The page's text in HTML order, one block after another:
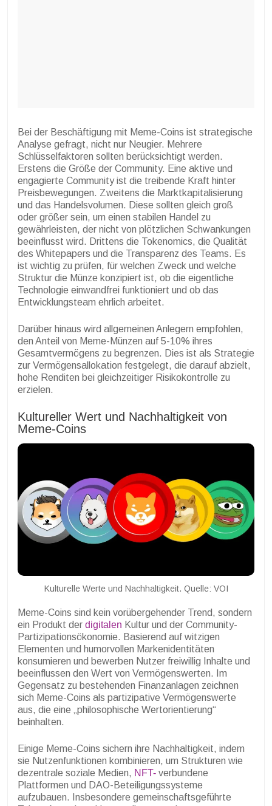
Bei der Beschäftigung mit Meme-Coins ist strategische
Analyse gefragt, nicht nur Neugier. Mehrere
Schlüsselfaktoren sollten berücksichtigt werden.
Erstens die Größe der Community. Eine aktive und
engagierte Community ist die treibende Kraft hinter
Preisbewegungen. Zweitens die Marktkapitalisierung
und das Handelsvolumen. Diese sollten gleich groß
oder größer sein, um einen stabilen Handel zu
gewährleisten, der nicht von plötzlichen Schwankungen
beeinflusst wird. Drittens die Tokenomics, die Qualität
des Whitepapers und die Transparenz des Teams. Es
ist wichtig zu prüfen, für welchen Zweck und welche
Struktur die Münze konzipiert ist, ob die eigentliche
Technologie einwandfrei funktioniert und ob das
Entwicklungsteam ehrlich arbeitet.
Darüber hinaus wird allgemeinen Anlegern empfohlen,
den Anteil von Meme-Münzen auf 5-10% ihres
Gesamtvermögens zu begrenzen. Dies ist als Strategie
zur Vermögensallokation festgelegt, die darauf abzielt,
hohe Renditen bei gleichzeitiger Risikokontrolle zu
erzielen.
Kultureller Wert und Nachhaltigkeit von
Meme-Coins
Kulturelle Werte und Nachhaltigkeit. Quelle: VOI
Meme-Coins sind kein vorübergehender Trend, sondern
ein Produkt der digitalen Kultur und der Community-
Partizipationsökonomie. Basierend auf witzigen
Elementen und humorvollen Markenidentitäten
konsumieren und bewerben Nutzer freiwillig Inhalte und
beeinflussen den Wert von Vermögenswerten. Im
Gegensatz zu bestehenden Finanzanlagen zeichnen
sich Meme-Coins als partizipative Vermögenswerte
aus, die eine „philosophische Wertorientierung“
beinhalten.
Einige Meme-Coins sichern ihre Nachhaltigkeit, indem
sie Nutzenfunktionen kombinieren, um Strukturen wie
dezentrale soziale Medien, NFT- verbundene
Plattformen und DAO-Beteiligungssysteme
aufzubauen. Insbesondere gemeinschaftsgeführte